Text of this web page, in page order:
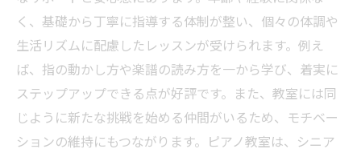
く、基礎から丁寧に指導する体制が整い、個々の体調や
生活リズムに配慮したレッスンが受けられます。例え
ば、指の動かし方や楽譜の読み方を一から学び、着実に
ステップアップできる点が好評です。また、教室には同
じように新たな挑戦を始める仲間がいるため、モチベー
ションの維持にもつながります。ピアノ教室は、シニア